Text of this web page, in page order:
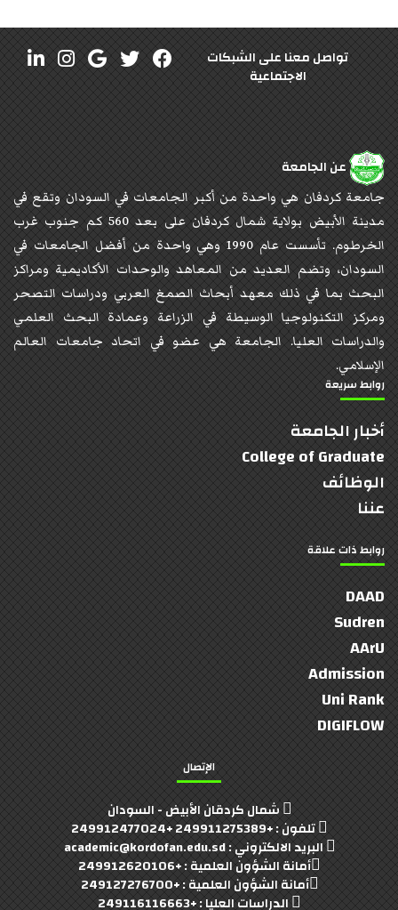
تواصل معنا على الشبكات
الاجتماعية
عن الجامعة
جامعة كردفان هي واحدة من أكبر الجامعات في السودان وتقع في
مدينة الأبيض بولاية شمال كردفان على بعد 560 كم جنوب غرب
الخرطوم. تأسست عام 1990 وهي واحدة من أفضل الجامعات في
السودان، وتضم العديد من المعاهد والوحدات الأكاديمية ومراكز
البحث بما في ذلك معهد أبحاث الصمغ العربي ودراسات التصحر
ومركز التكنولوجيا الوسيطة في الزراعة وعمادة البحث العلمي
والدراسات العليا. الجامعة هي عضو في اتحاد جامعات العالم
الإسلامي.
روابط سريعة
أخبار الجامعة
College of Graduate
الوظائف
عننا
روابط ذات علاقة
DAAD
Sudren
AArU
Admission
Uni Rank
DIGIFLOW
الإتصال
شمال كردقان الأبيض - السودان
تلفون : +249911275389 +249912477024
البريد الالكتروني : academic@kordofan.edu.sd
أمانة الشؤون العلمية : +249912620106
أمانة الشؤون العلمية : +249127276700
الدراسات العليا : +249116116663